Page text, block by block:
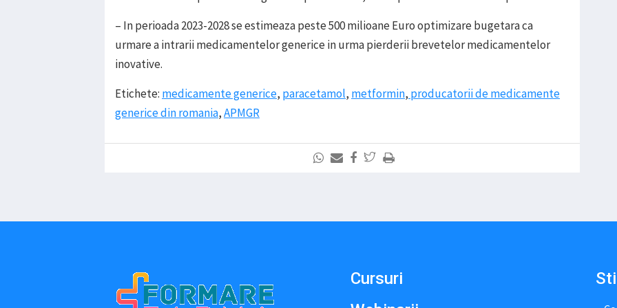
– In perioada 2023-2028 se estimeaza peste 500 milioane Euro optimizare bugetara ca
urmare a intrarii medicamentelor generice in urma pierderii brevetelor medicamentelor
inovative.
Etichete: medicamente generice, paracetamol, metformin, producatorii de medicamente
generice din romania,APMGR
Cursuri